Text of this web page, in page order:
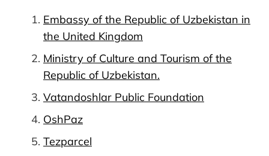
Embassy of the Republic of Uzbekistan in
the United Kingdom
Ministry of Culture and Tourism of the
Republic of Uzbekistan.
Vatandoshlar Public Foundation
OshPaz
Tezparcel